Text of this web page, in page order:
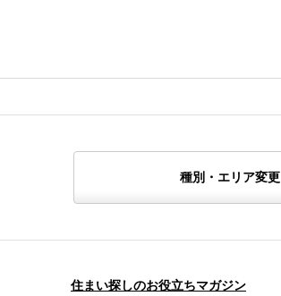
種別・エリア変更
住まい探しのお役立ちマガジン